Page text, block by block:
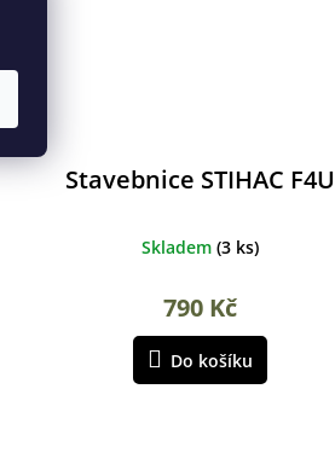
Stavebnice STIHAC F4U
Skladem(3 ks)
790 Kč
Do košíku